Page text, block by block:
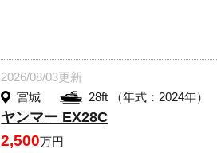
2026/08/03更新
宮城
28ft （年式：2024年）
ヤンマー EX28C
2,500万円